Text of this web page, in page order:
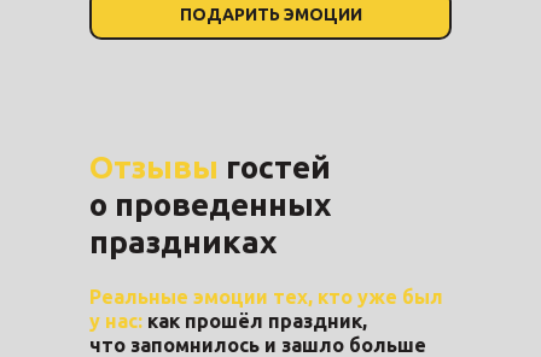
ПОДАРИТЬ ЭМОЦИИ
Отзывы гостей
о проведенных
праздниках
Реальные эмоции тех, кто уже был
у нас: как прошёл праздник,
что запомнилось и зашло больше